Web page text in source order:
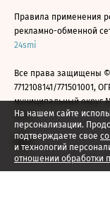
На нашем сайте
персонализации.
подтверждаете свое
и технологий
отношении обработки
Правила применения
рекламно-обменной
24smi
Все права защищены
7712108141/771501001,
муниципальный округ
2026